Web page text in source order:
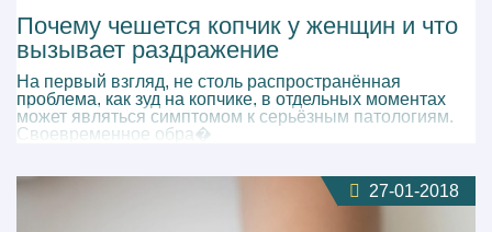
Почему чешется копчик у женщин и что
вызывает раздражение
На первый взгляд, не столь распространённая
проблема, как зуд на копчике, в отдельных моментах
может являться симптомом к серьёзным патологиям.
Своевременное обра�
27-01-2018